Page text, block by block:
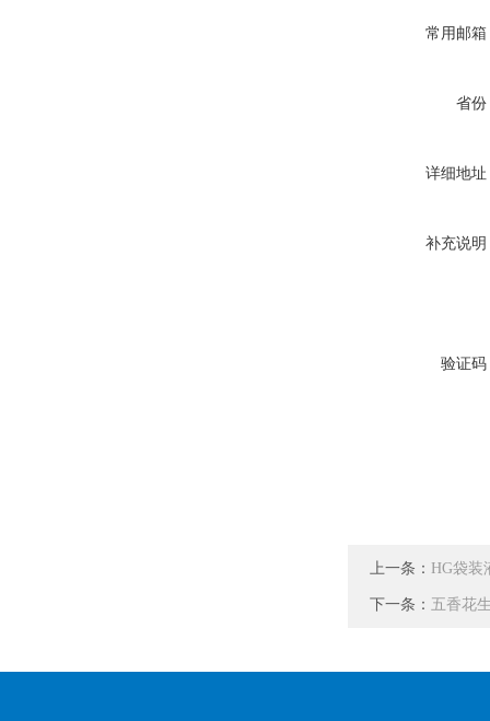
常用邮箱
省份
详细地址
补充说明
验证码
上一条： HG袋装
下一条： 五香花